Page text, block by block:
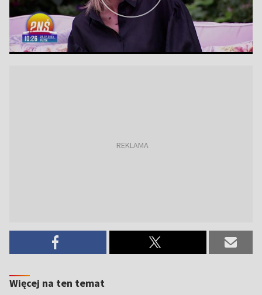
Więcej na ten temat